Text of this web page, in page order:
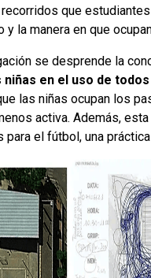
que
y la manera en que
se desprende la
niñas en el uso de
las niñas ocupan los
activa. Además,
para el fútbol, una